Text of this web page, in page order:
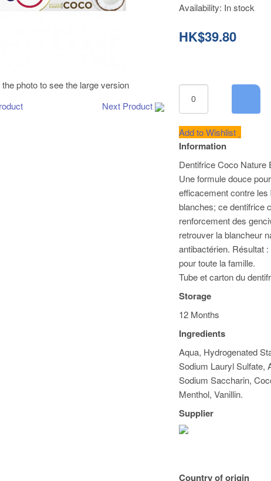
photo to see the large version
Next Product
Availability: In stock
HK$39.80
Add to Wishlist
Information
Dentifrice Coco Nature
Une formule douce
efficacement contre
blanches; ce dentifrice
renforcement des
retrouver la blancheur
antibactérien. Résultat
pour toute la famille.
Tube et carton du
Storage
12 Months
Ingredients
Aqua, Hydrogenated
Sodium Lauryl Sulfate,
Sodium Saccharin,
Menthol, Vanillin.
Supplier
Country of origin